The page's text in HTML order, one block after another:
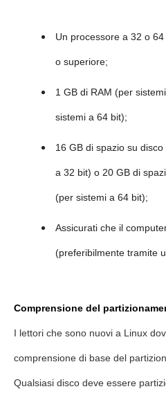
Un processore a 32 o
o superiore;
1 GB di RAM (per
sistemi a 64 bit);
16 GB di spazio su
a 32 bit) o 20 GB di
(per sistemi a 64 bit);
Assicurati che il
(preferibilmente tramite
Comprensione del
I lettori che sono nuovi a Linux
comprensione di base del
Qualsiasi disco deve essere